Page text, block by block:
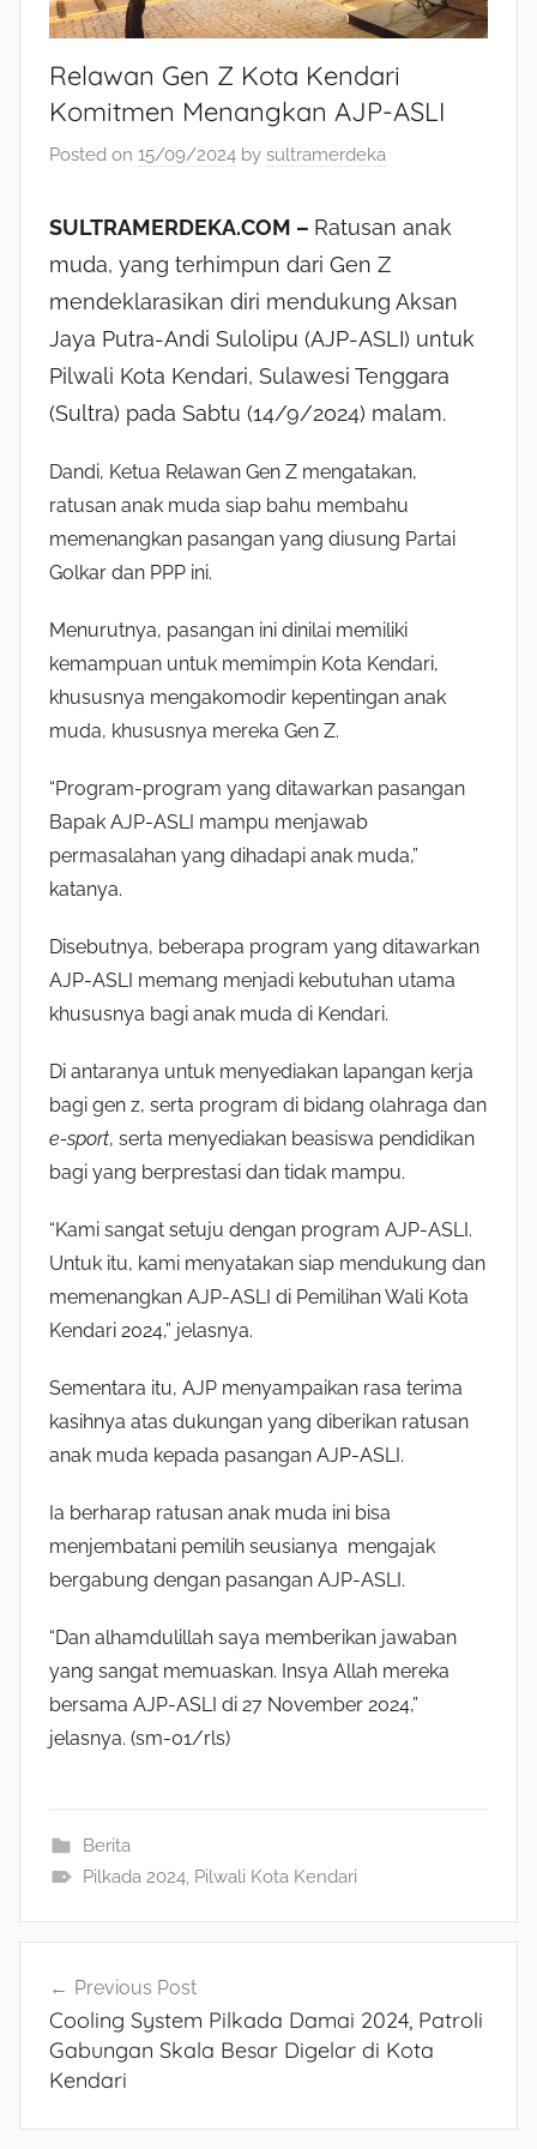
Relawan Gen Z Kota Kendari
Komitmen Menangkan AJP-ASLI
Posted on 15/09/2024 by sultramerdeka
SULTRAMERDEKA.COM – Ratusan anak
muda, yang terhimpun dari Gen Z
mendeklarasikan diri mendukung Aksan
Jaya Putra-Andi Sulolipu (AJP-ASLI) untuk
Pilwali Kota Kendari, Sulawesi Tenggara
(Sultra) pada Sabtu (14/9/2024) malam.
Dandi, Ketua Relawan Gen Z mengatakan,
ratusan anak muda siap bahu membahu
memenangkan pasangan yang diusung Partai
Golkar dan PPP ini.
Menurutnya, pasangan ini dinilai memiliki
kemampuan untuk memimpin Kota Kendari,
khususnya mengakomodir kepentingan anak
muda, khususnya mereka Gen Z.
“Program-program yang ditawarkan pasangan
Bapak AJP-ASLI mampu menjawab
permasalahan yang dihadapi anak muda,”
katanya.
Disebutnya, beberapa program yang ditawarkan
AJP-ASLI memang menjadi kebutuhan utama
khususnya bagi anak muda di Kendari.
Di antaranya untuk menyediakan lapangan kerja
bagi gen z, serta program di bidang olahraga dan
e-sport, serta menyediakan beasiswa pendidikan
bagi yang berprestasi dan tidak mampu.
“Kami sangat setuju dengan program AJP-ASLI.
Untuk itu, kami menyatakan siap mendukung dan
memenangkan AJP-ASLI di Pemilihan Wali Kota
Kendari 2024,” jelasnya.
Sementara itu, AJP menyampaikan rasa terima
kasihnya atas dukungan yang diberikan ratusan
anak muda kepada pasangan AJP-ASLI.
Ia berharap ratusan anak muda ini bisa
menjembatani pemilih seusianya mengajak
bergabung dengan pasangan AJP-ASLI.
“Dan alhamdulillah saya memberikan jawaban
yang sangat memuaskan. Insya Allah mereka
bersama AJP-ASLI di 27 November 2024,”
jelasnya. (sm-01/rls)
Berita
Pilkada 2024, Pilwali Kota Kendari
Navigasi
pos
Previous Post
Cooling System Pilkada Damai 2024, Patroli
Gabungan Skala Besar Digelar di Kota
Kendari